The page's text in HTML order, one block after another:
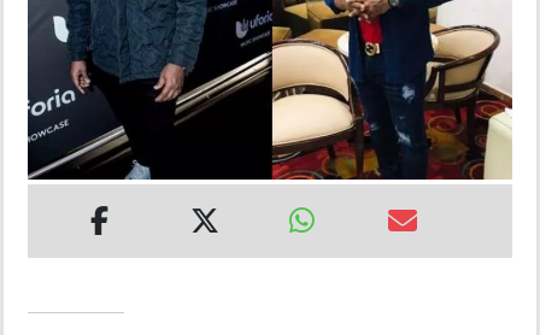
INSÓLITAS
MULTIMEDIA
IMPRESO